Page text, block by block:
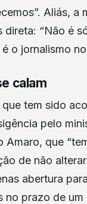
Aliás, a
direta: “Não é
o jornalismo
calam
tem sido
pelo
Amaro, que
de não
abertura
no prazo de um